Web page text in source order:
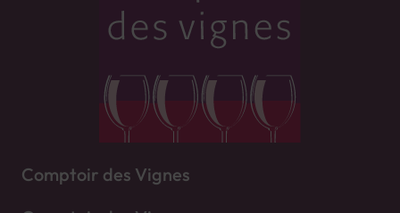
Comptoir des Vignes